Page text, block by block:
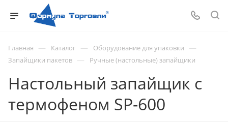
Главная — Каталог — Оборудование для упаковки —
Запайщики пакетов — Ручные (настольные) запайщики
Настольный запайщик с
термофеном SP-600